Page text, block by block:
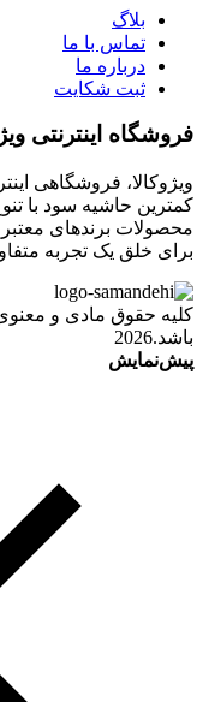
بلاگ
تماس با ما
درباره ما
ثبت شکایت
فروشگاه اینترنتی
ویژوکالا، فروشگاهی
کمترین حاشیه سود با
محصولات برندهای
برای خلق یک تجربه
کلیه حقوق مادی و
باشد.2026
پیش‌نمایش